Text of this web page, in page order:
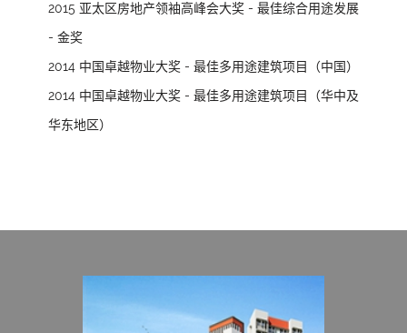
2015 亚太区房地产领袖高峰会大奖 - 最佳综合用途发展
- 金奖
2014 中国卓越物业大奖 - 最佳多用途建筑项目（中国）
2014 中国卓越物业大奖 - 最佳多用途建筑项目（华中及
华东地区）